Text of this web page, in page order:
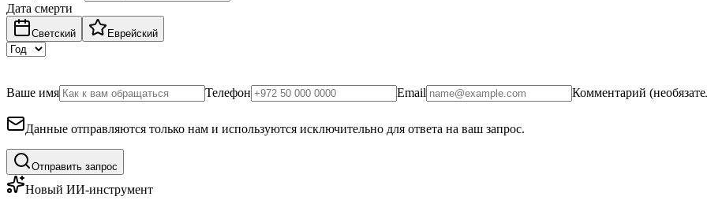
Дата смерти
Светский Еврейский
Ваше имя Телефон Email Комментарий
Данные отправляются только нам и используются исключительно для ответа на ваш запрос.
Отправить запрос
Новый ИИ-инструмент